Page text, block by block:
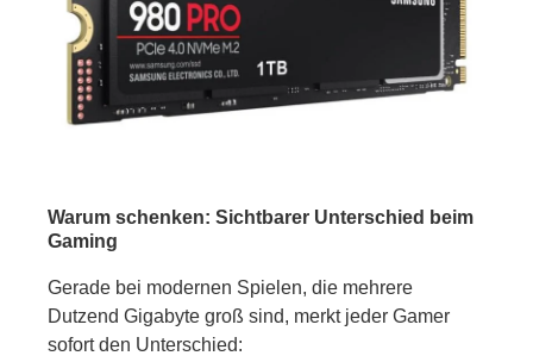
Warum schenken: Sichtbarer Unterschied beim
Gaming
Gerade bei modernen Spielen, die mehrere
Dutzend Gigabyte groß sind, merkt jeder Gamer
sofort den Unterschied: